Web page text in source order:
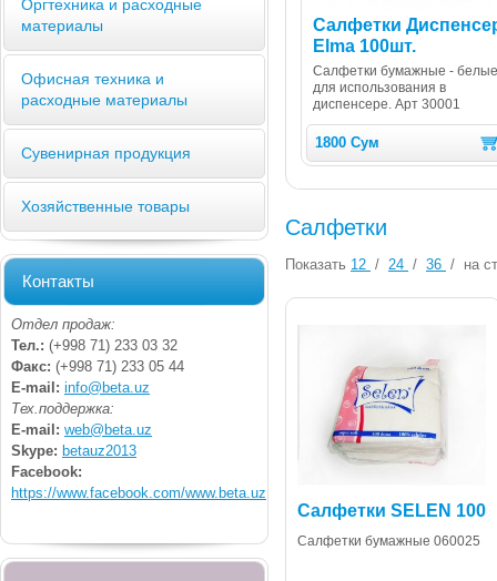
Оргтехника и расходные
материалы
Офисная техника и
расходные материалы
Сувенирная продукция
Хозяйственные товары
Контакты
Отдел продаж:
Тел.: (+998 71) 233 03 32
Факс: (+998 71) 233 05 44
E-mail: info@beta.uz
Тех.поддержка:
E-mail: web@beta.uz
Skype: betauz2013
Facebook:
https://www.facebook.com/www.beta.uz
Салфетки
Elma 100шт.
Салфетки бумажные -
для использования в
диспенсере. Арт 30001
1800 Сум
Салфетки
Показать 12 / 24 / 36 / на
Салфетки SELEN 100
Cалфетки бумажные 060025